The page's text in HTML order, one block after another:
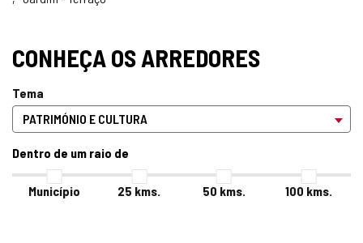
CONHEÇA OS ARREDORES
Tema
Dentro de um raio de
Município 25 kms. 50 kms. 100 kms.